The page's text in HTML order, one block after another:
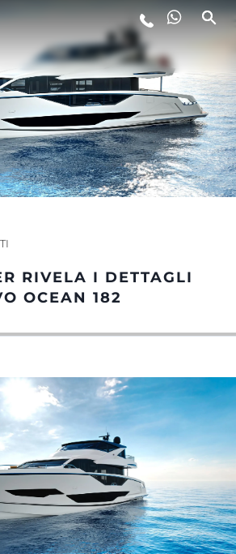
LIFESTYLE
HERITAGE
RIVELA I DETTAGLI
OCEAN 182